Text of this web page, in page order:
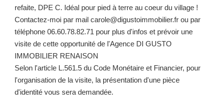
refaite, DPE C. Idéal pour pied à terre au coeur du village !
Contactez-moi par mail carole@digustoimmobilier.fr ou par
téléphone 06.60.78.82.71 pour plus d'infos et prévoir une
visite de cette opportunité de l'Agence DI GUSTO
IMMOBILIER RENAISON
Selon l'article L.561.5 du Code Monétaire et Financier, pour
l'organisation de la visite, la présentation d'une pièce
d'identité vous sera demandée.